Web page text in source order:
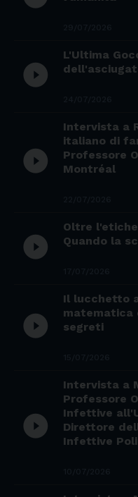
play_circle_filled
L'Ultima
play_circle_filled
Intervista a
italiano di
Professore
Montréal
play_circle_filled
Oltre
Quando la
play_circle_filled
Il lucchetto
matematica
segreti
play_circle_filled
Intervista a
Professore
Infettive
Direttore
Infettive